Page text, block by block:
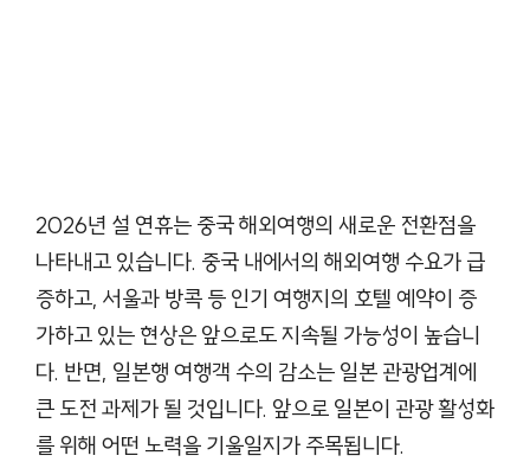
2026년 설 연휴는 중국 해외여행의 새로운 전환점을
나타내고 있습니다. 중국 내에서의 해외여행 수요가 급
증하고, 서울과 방콕 등 인기 여행지의 호텔 예약이 증
가하고 있는 현상은 앞으로도 지속될 가능성이 높습니
다. 반면, 일본행 여행객 수의 감소는 일본 관광업계에
큰 도전 과제가 될 것입니다. 앞으로 일본이 관광 활성화
를 위해 어떤 노력을 기울일지가 주목됩니다.